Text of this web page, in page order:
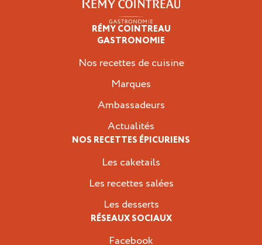
RÉMY COINTREAU
GASTRONOMIE
Nos recettes de cuisine
Marques
Ambassadeurs
Actualités
NOS RECETTES ÉPICURIENS
Les caketails
Les recettes salées
Les desserts
RÉSEAUX SOCIAUX
Facebook